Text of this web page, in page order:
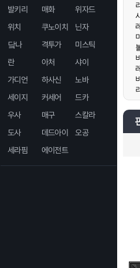
발키리
매화
위자드
위치
쿠노이치
닌자
닼나
격투가
미스틱
란
아처
샤이
가디언
하사신
노바
세이지
커세어
드카
우사
매구
스칼라
도사
데드아이
오공
세라핌
에이전트